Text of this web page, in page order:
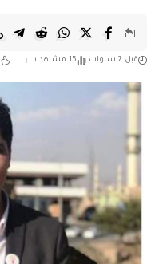
قبل 7 سنوات 15 مشاهدات